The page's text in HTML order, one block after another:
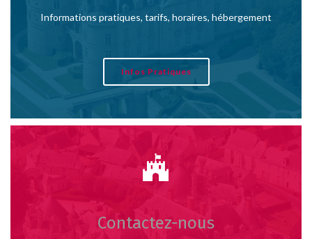
Informations pratiques, tarifs, horaires, hébergement
Infos Pratiques
Contactez-nous